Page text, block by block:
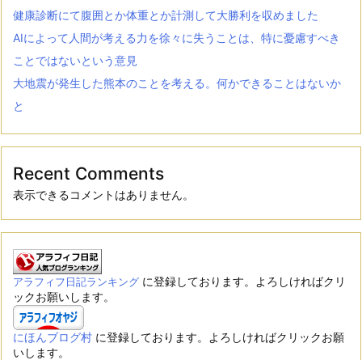
健康診断にて腹囲とか体重とか計測して大勝利を収めました
AIによって人間が考える力を徐々に失うことは、特に憂慮すべき
ことではないという意見
大地震が発生した熊本のことを考える。何かできることはないか
と
Recent Comments
表示できるコメントはありません。
アラフィフ日記ランキング に登録しております。よろしければクリ
ックお願いします。
にほんブログ村 に登録しております。よろしければクリックお願
いします。